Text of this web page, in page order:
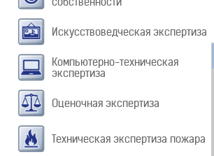
Искусствоведческая экспертиза
Компьютерно-техническая
экспертиза
Оценочная экспертиза
Техническая экспертиза пожара